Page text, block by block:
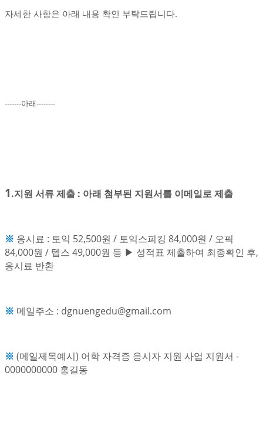
자세한 사항은 아래 내용 확인 부탁드립니다.
-------아래--------
1.지원 서류 제출 : 아래 첨부된 지원서를 이메일로 제출
※ 응시료 : 토익 52,500원 / 토익스피킹 84,000원 / 오픽
84,000원 / 텝스 49,000원 등 ▶ 성적표 제출하여 최종확인 후,
응시료 반환
※ 메일주소 : dgnuengedu@gmail.com
※ (메일제목예시) 어학 자격증 응시자 지원 사업 지원서 -
0000000000 홍길동